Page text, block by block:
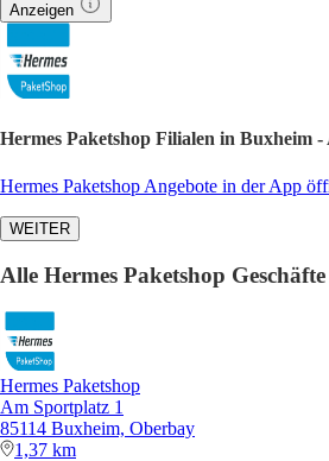
Anzeigen
Hermes Paketshop Filialen in Buxheim
Hermes Paketshop Angebote in der App
WEITER
Alle Hermes Paketshop
Hermes Paketshop
Am Sportplatz 1
85114 Buxheim, Oberbay
1,37 km